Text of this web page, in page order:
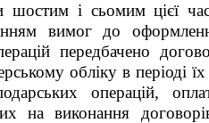
шостим і сьомим цієї
вимог до
передбачено
обліку в
операцій,
на виконання